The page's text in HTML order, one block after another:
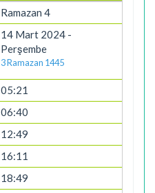
Ramazan 4
14 Mart 2024 -
Perşembe
3 Ramazan 1445
05:21
06:40
12:49
16:11
18:49